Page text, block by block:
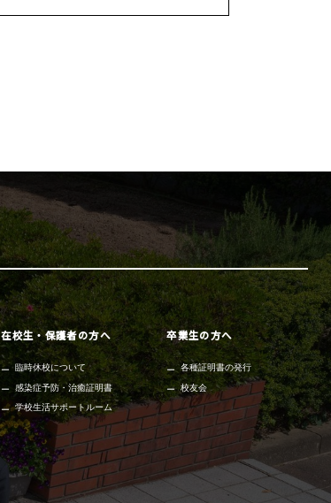
在校生・保護者の方へ
臨時休校について
感染症予防・治癒証明書
学校生活サポートルーム
卒業生の方へ
各種証明書の発行
校友会